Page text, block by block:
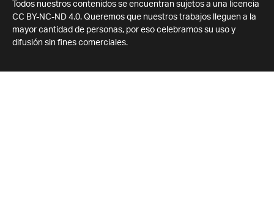
Todos nuestros contenidos se encuentran sujetos a una licencia
CC BY-NC-ND 4.0. Queremos que nuestros trabajos lleguen a la
mayor cantidad de personas, por eso celebramos su uso y
difusión sin fines comerciales.